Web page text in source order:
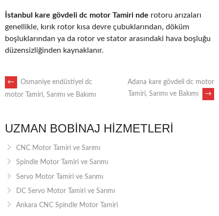
İstanbul kare gövdeli dc motor Tamiri nde rotoru arızaları
genellikle, kırık rotor kısa devre çubuklarından, döküm
boşluklarından ya da rotor ve stator arasındaki hava boşluğu
düzensizliğinden kaynaklanır.
POST
←
Osmaniye endüstiyel dc
motor Tamiri, Sarımı ve Bakımı
Adana kare gövdeli dc motor
Tamiri, Sarımı ve Bakımı
→
UZMAN BOBINAJ HIZMETLERI
CNC Motor Tamiri ve Sarımı
Spindle Motor Tamiri ve Sarımı
Servo Motor Tamiri ve Sarımı
DC Servo Motor Tamiri ve Sarımı
Ankara CNC Spindle Motor Tamiri